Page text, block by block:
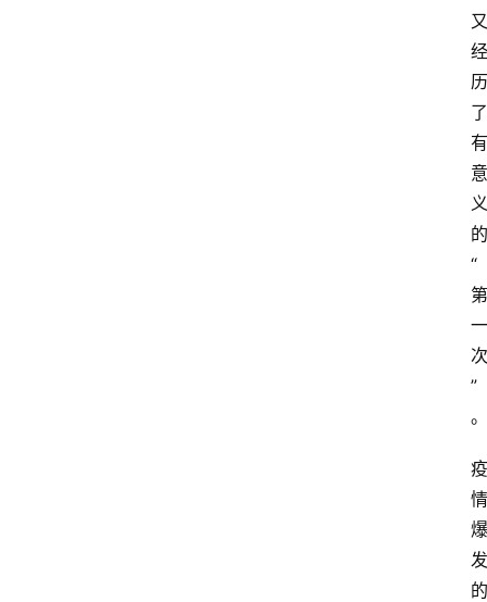
又
经
历
了
有
意
义
的
“
第
一
次
”
。
疫
情
爆
发
的